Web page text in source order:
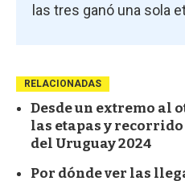
las tres ganó una sola
RELACIONADAS
Desde un extremo al
las etapas y
del Uruguay 2024
Por dónde ver las